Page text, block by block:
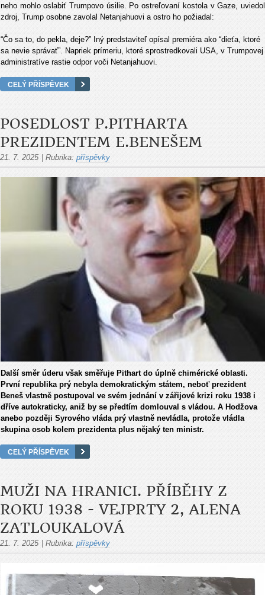
neho mohlo oslabiť Trumpovo úsilie. Po ostreľovaní kostola v Gaze, uviedol
zdroj, Trump osobne zavolal Netanjahuovi a ostro ho požiadal:
“Čo sa to, do pekla, deje?” Iný predstaviteľ opísal premiéra ako “dieťa, ktoré
sa nevie správať”. Napriek prímeriu, ktoré sprostredkovali USA, v Trumpovej
administratíve rastie odpor voči Netanjahuovi.
CELÝ PŘÍSPĚVEK
POSEDLOST P.PITHARTA
PREZIDENTEM E.BENEŠEM
21. 7. 2025 Rubrika: příspěvky
Další směr úderu však směřuje Pithart do úplně chimérické oblasti.
První republika prý nebyla demokratickým státem, neboť prezident
Beneš vlastně postupoval ve svém jednání v zářijové krizi roku 1938 i
dříve autokraticky, aniž by se předtím domlouval s vládou. A Hodžova
anebo později Syrového vláda prý vlastně nevládla, protože vládla
skupina osob kolem prezidenta plus nějaký ten ministr.
CELÝ PŘÍSPĚVEK
MUŽI NA HRANICI. PŘÍBĚHY Z
ROKU 1938 - VEJPRTY 2, ALENA
ZATLOUKALOVÁ
21. 7. 2025 Rubrika: příspěvky